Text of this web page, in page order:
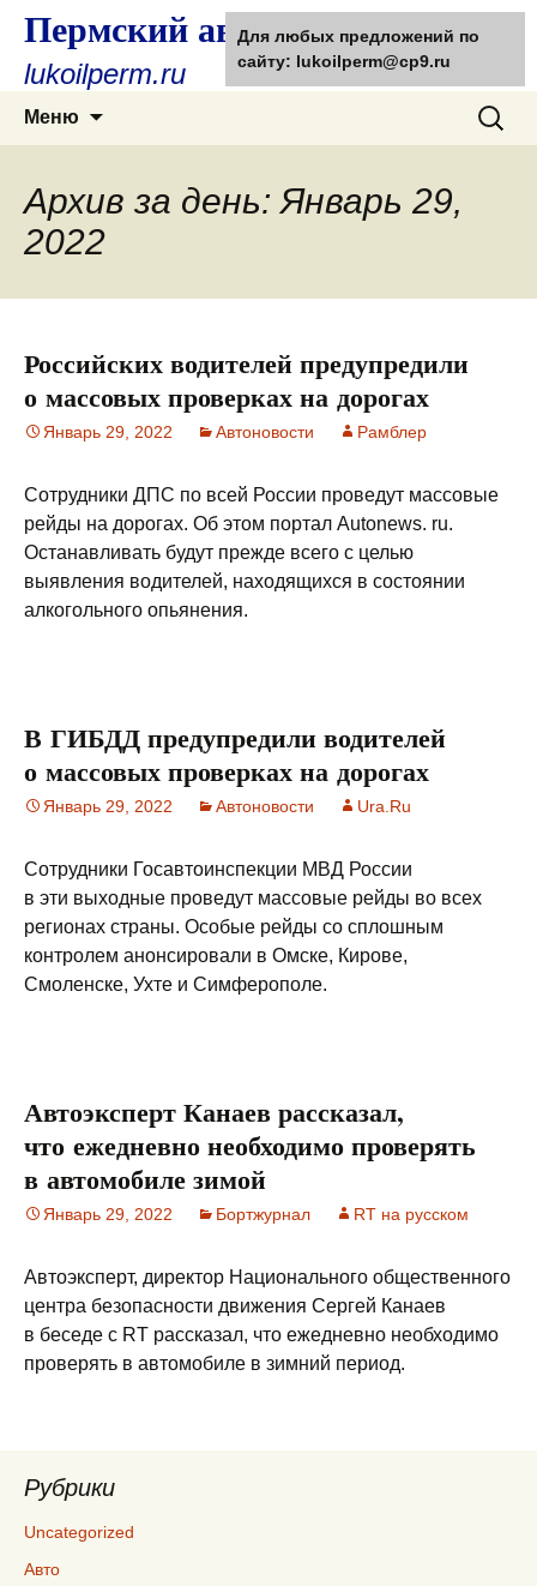
Пермский автолюбитель
lukoilperm.ru
Меню
Найти:
Архив за день: Январь 29,
2022
Российских водителей предупредили
о массовых проверках на дорогах
Январь 29, 2022 Автоновости Рамблер
Сотрудники ДПС по всей России проведут массовые
рейды на дорогах. Об этом портал Autonews. ru.
Останавливать будут прежде всего с целью
выявления водителей, находящихся в состоянии
алкогольного опьянения.
В ГИБДД предупредили водителей
о массовых проверках на дорогах
Январь 29, 2022 Автоновости Ura.Ru
Сотрудники Госавтоинспекции МВД России
в эти выходные проведут массовые рейды во всех
регионах страны. Особые рейды со сплошным
контролем анонсировали в Омске, Кирове,
Смоленске, Ухте и Симферополе.
Автоэксперт Канаев рассказал,
что ежедневно необходимо проверять
в автомобиле зимой
Январь 29, 2022 Бортжурнал RT на русском
Автоэксперт, директор Национального общественного
центра безопасности движения Сергей Канаев
в беседе с RT рассказал, что ежедневно необходимо
проверять в автомобиле в зимний период.
Рубрики
Uncategorized
Авто
Для любых предложений по
сайту: lukoilperm@cp9.ru